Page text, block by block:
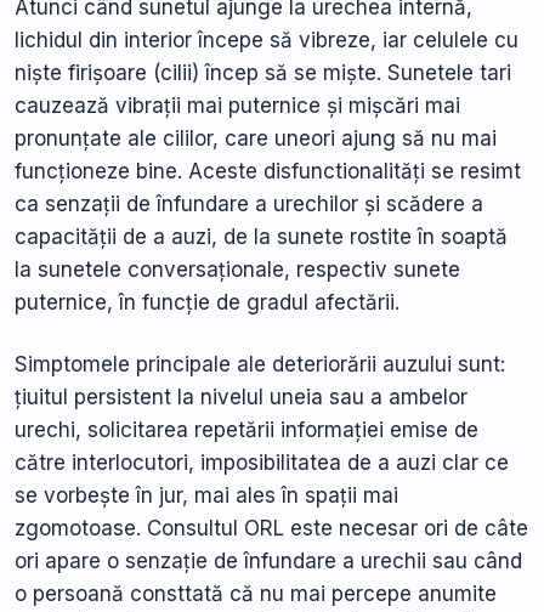
Atunci când sunetul ajunge la urechea internă,
lichidul din interior începe să vibreze, iar celulele cu
niște firișoare (cilii) încep să se miște. Sunetele tari
cauzează vibrații mai puternice și mișcări mai
pronunțate ale cililor, care uneori ajung să nu mai
funcționeze bine. Aceste disfunctionalități se resimt
ca senzații de înfundare a urechilor și scădere a
capacității de a auzi, de la sunete rostite în soaptă
la sunetele conversaționale, respectiv sunete
puternice, în funcție de gradul afectării.
Simptomele principale ale deteriorării auzului sunt:
țiuitul persistent la nivelul uneia sau a ambelor
urechi, solicitarea repetării informației emise de
către interlocutori, imposibilitatea de a auzi clar ce
se vorbește în jur, mai ales în spații mai
zgomotoase. Consultul ORL este necesar ori de câte
ori apare o senzație de înfundare a urechii sau când
o persoană consttată că nu mai percepe anumite